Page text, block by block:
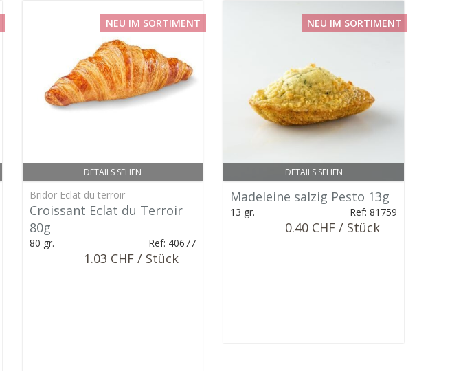
DETAILS SEHEN
NEU IM SORTIMENT
Bridor Eclat du terroir
Croissant Eclat du Terroir
80g
80 gr. Ref: 40677
1.03 CHF / Stück
DETAILS SEHEN
NEU IM SORTIMENT
Madeleine salzig Pesto 13g
13 gr. Ref: 81759
0.40 CHF / Stück